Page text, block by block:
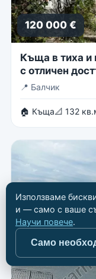
120 000 €
Къща в тиха и
с отличен
📍 Балчик
🏠 Къща📐 132
Използваме
и — само с ваше
Научи повече.
Само